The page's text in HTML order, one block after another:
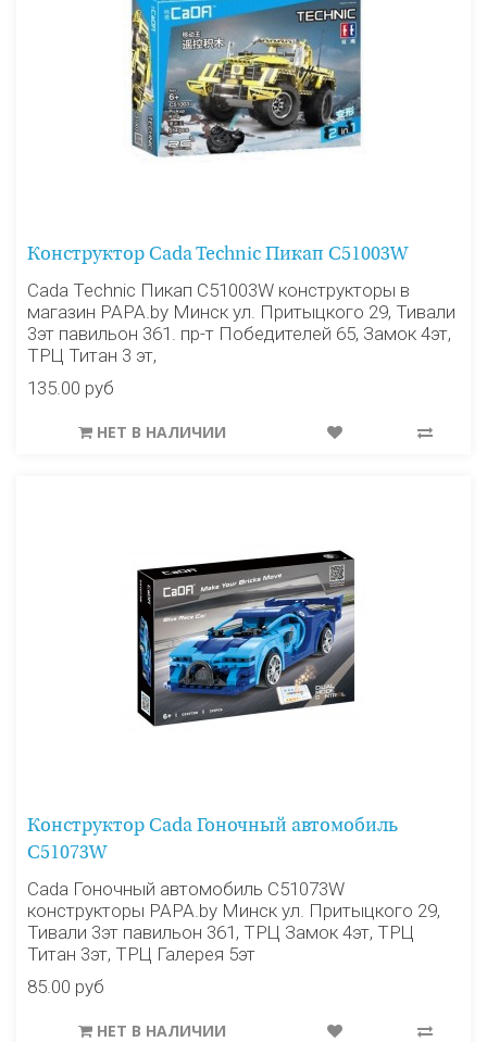
Конструктор Cada Technic Пикап C51003W
Cada Technic Пикап C51003W конструкторы в
магазин PAPA.by Минск ул. Притыцкого 29, Тивали
3эт павильон 361. пр-т Победителей 65, Замок 4эт,
ТРЦ Титан 3 эт,
135.00 руб
НЕТ В НАЛИЧИИ
Конструктор Cada Гоночный автомобиль
C51073W
Cada Гоночный автомобиль C51073W
конструкторы PAPA.by Минск ул. Притыцкого 29,
Тивали 3эт павильон 361, ТРЦ Замок 4эт, ТРЦ
Титан 3эт, ТРЦ Галерея 5эт
85.00 руб
НЕТ В НАЛИЧИИ